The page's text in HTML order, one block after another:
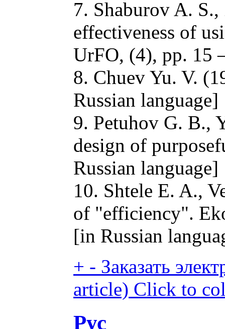
7. Shaburov A.
effectiveness of
UrFO, (4), pp. 15
8. Chuev Yu. V.
Russian language]
9. Petuhov G. B.,
design of
Russian language]
10. Shtele E. A.,
of "efficiency".
[in Russian
+ - Заказать
article) Click to
Рус